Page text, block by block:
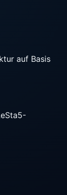
auf Basis